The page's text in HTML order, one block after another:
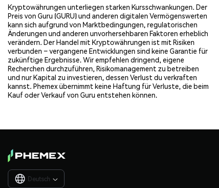
Kryptowährungen unterliegen starken Kursschwankungen. Der
Preis von Guru (GURU) und anderen digitalen Vermögenswerten
kann sich aufgrund von Marktbedingungen, regulatorischen
Änderungen und anderen unvorhersehbaren Faktoren erheblich
verändern. Der Handel mit Kryptowährungen ist mit Risiken
verbunden – vergangene Entwicklungen sind keine Garantie für
zukünftige Ergebnisse. Wir empfehlen dringend, eigene
Recherchen durchzuführen, Risikomanagement zu betreiben
und nur Kapital zu investieren, dessen Verlust du verkraften
kannst. Phemex übernimmt keine Haftung für Verluste, die beim
Kauf oder Verkauf von Guru entstehen können.
Deutsch 